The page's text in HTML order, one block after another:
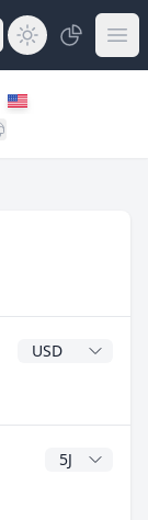
CAGR Jahre